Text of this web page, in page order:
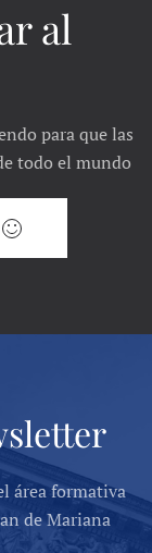
al
para que las
todo el mundo
área formativa
de Mariana